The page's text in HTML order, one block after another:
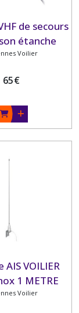
de secours
étanche
Voilier
65€
VOILIER
1 METRE
Voilier